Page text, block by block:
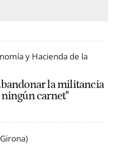
la militancia
ningún carnet"